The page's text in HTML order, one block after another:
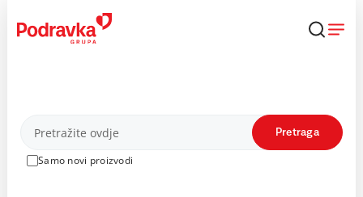
content
Proizvodi
Samo novi proizvodi
Pretraga